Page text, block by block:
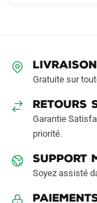
être
choisies
sur
page
produit
Gratuite sur
RETOURS
Garantie
priorité.
SUPPORT
Soyez assisté